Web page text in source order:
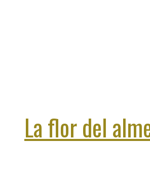
La flor del